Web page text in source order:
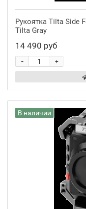
Рукоятка Tilta Side
Tilta Gray
14 490 руб
+
-
В наличии